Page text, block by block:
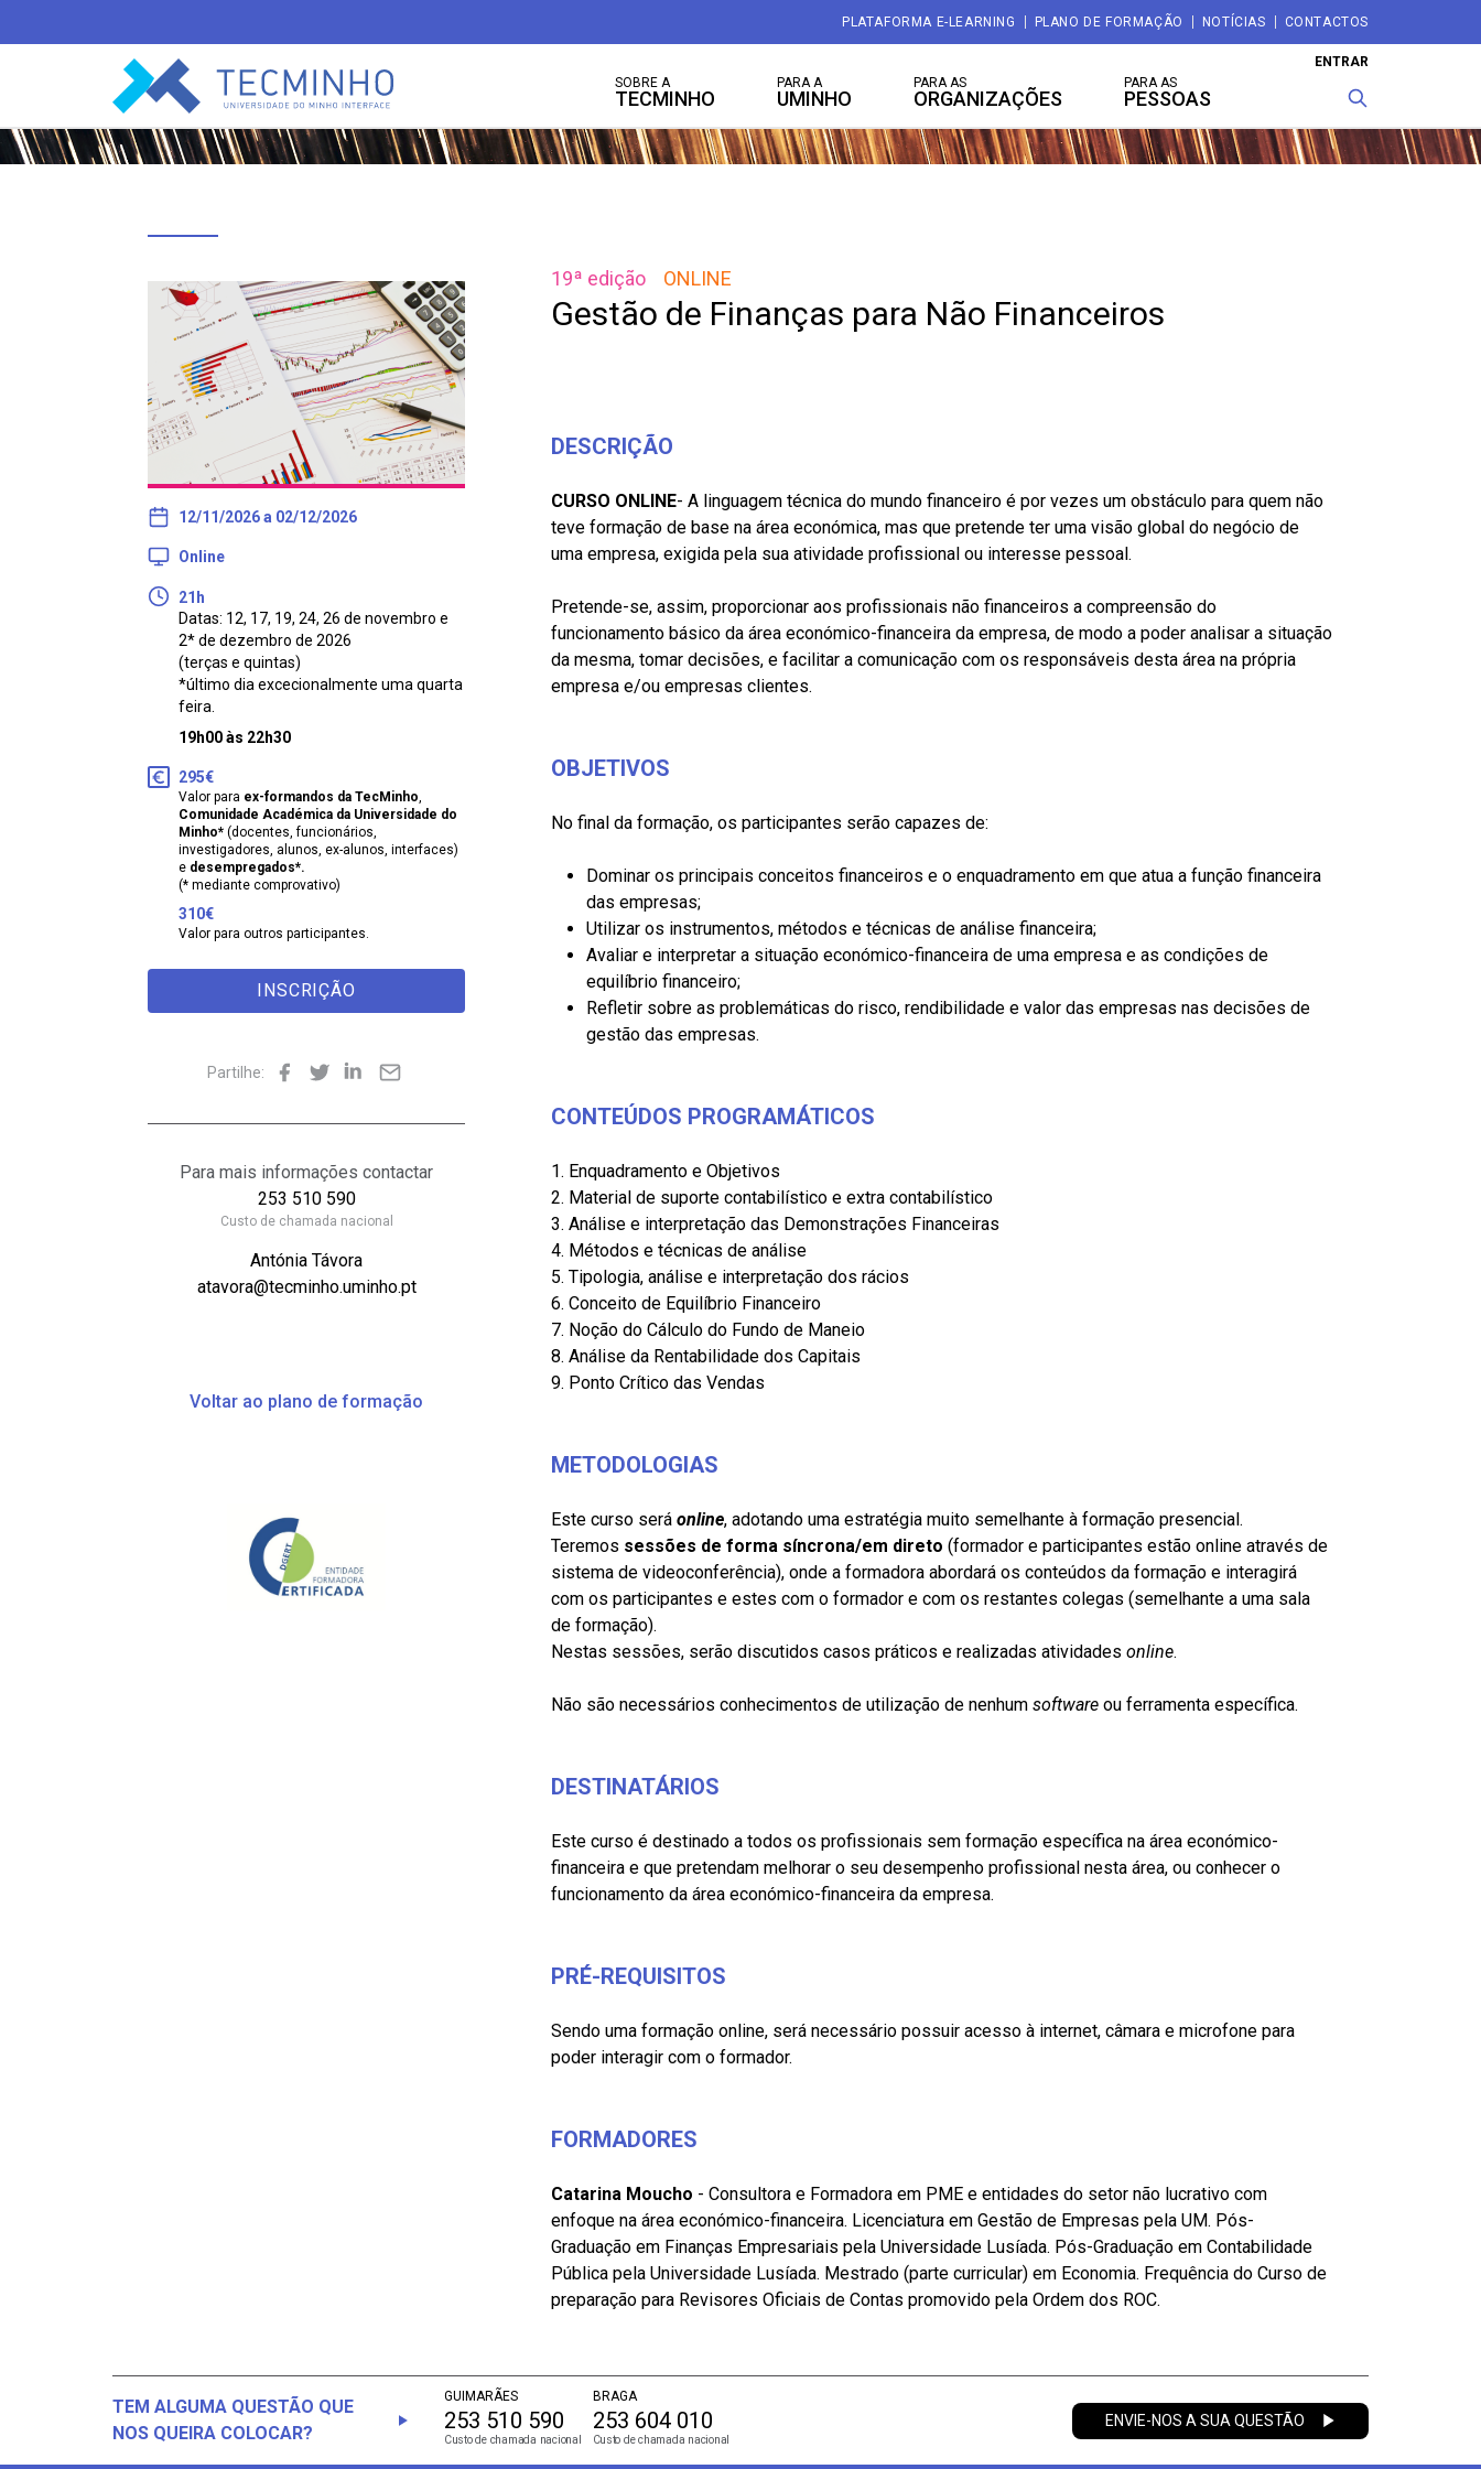
PLATAFORMA E-LEARNING PLANO DE FORMAÇÃO NOTÍCIAS CONTACTOS
TECMINHO
ENTRAR
SOBRE A
TECMINHO
PARA A
UMINHO
PARA AS
ORGANIZAÇÕES
PARA AS
PESSOAS
12/11/2026 a 02/12/2026
Online
21h
Datas: 12, 17, 19, 24, 26 de novembro e
2* de dezembro de 2026
(terças e quintas)
*último dia excecionalmente uma quarta
feira.
19h00 às 22h30
295€
Valor para ex-formandos da TecMinho,
Comunidade Académica da Universidade do
Minho* (docentes, funcionários,
investigadores, alunos, ex-alunos, interfaces)
e desempregados*.
(* mediante comprovativo)
310€
Valor para outros participantes.
INSCRIÇÃO
Partilhe:
Para mais informações contactar
253 510 590
Custo de chamada nacional
Antónia Távora
atavora@tecminho.uminho.pt
Voltar ao plano de formação
19ª edição ONLINE
Gestão de Finanças para Não Financeiros
DESCRIÇÃO
CURSO ONLINE- A linguagem técnica do mundo financeiro é por vezes um obstáculo para quem não
teve formação de base na área económica, mas que pretende ter uma visão global do negócio de
uma empresa, exigida pela sua atividade profissional ou interesse pessoal.
Pretende-se, assim, proporcionar aos profissionais não financeiros a compreensão do
funcionamento básico da área económico-financeira da empresa, de modo a poder analisar a situação
da mesma, tomar decisões, e facilitar a comunicação com os responsáveis desta área na própria
empresa e/ou empresas clientes.
OBJETIVOS
No final da formação, os participantes serão capazes de:
Dominar os principais conceitos financeiros e o enquadramento em que atua a função financeira
das empresas;
Utilizar os instrumentos, métodos e técnicas de análise financeira;
Avaliar e interpretar a situação económico-financeira de uma empresa e as condições de
equilíbrio financeiro;
Refletir sobre as problemáticas do risco, rendibilidade e valor das empresas nas decisões de
gestão das empresas.
CONTEÚDOS PROGRAMÁTICOS
1. Enquadramento e Objetivos
2. Material de suporte contabilístico e extra contabilístico
3. Análise e interpretação das Demonstrações Financeiras
4. Métodos e técnicas de análise
5. Tipologia, análise e interpretação dos rácios
6. Conceito de Equilíbrio Financeiro
7. Noção do Cálculo do Fundo de Maneio
8. Análise da Rentabilidade dos Capitais
9. Ponto Crítico das Vendas
METODOLOGIAS
Este curso será online, adotando uma estratégia muito semelhante à formação presencial.
Teremos sessões de forma síncrona/em direto (formador e participantes estão online através de
sistema de videoconferência), onde a formadora abordará os conteúdos da formação e interagirá
com os participantes e estes com o formador e com os restantes colegas (semelhante a uma sala
de formação).
Nestas sessões, serão discutidos casos práticos e realizadas atividades online.
Não são necessários conhecimentos de utilização de nenhum software ou ferramenta específica.
DESTINATÁRIOS
Este curso é destinado a todos os profissionais sem formação específica na área económico-
financeira e que pretendam melhorar o seu desempenho profissional nesta área, ou conhecer o
funcionamento da área económico-financeira da empresa.
PRÉ-REQUISITOS
Sendo uma formação online, será necessário possuir acesso à internet, câmara e microfone para
poder interagir com o formador.
FORMADORES
Catarina Moucho - Consultora e Formadora em PME e entidades do setor não lucrativo com
enfoque na área económico-financeira. Licenciatura em Gestão de Empresas pela UM. Pós-
Graduação em Finanças Empresariais pela Universidade Lusíada. Pós-Graduação em Contabilidade
Pública pela Universidade Lusíada. Mestrado (parte curricular) em Economia. Frequência do Curso de
preparação para Revisores Oficiais de Contas promovido pela Ordem dos ROC.
TEM ALGUMA QUESTÃO QUE
NOS QUEIRA COLOCAR?
GUIMARÃES
253 510 590
Custo de chamada nacional
BRAGA
253 604 010
Custo de chamada nacional
ENVIE-NOS A SUA QUESTÃO